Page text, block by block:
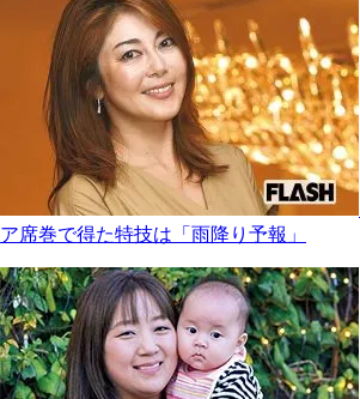
ア席巻で得た特技は「雨降り予報」